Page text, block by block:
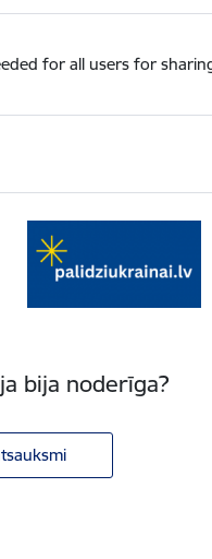
for all users for
bija noderīga?